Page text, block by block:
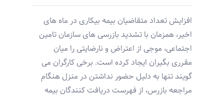
افزایش تعداد متقاضیان بیمه بیکاری در ماه های
اخیر، همزمان با تشدید بازرسی های سازمان تامین
اجتماعی، موجی از اعتراض و نارضایتی را میان
مقرری بگیران ایجاد کرده است. برخی کارگران می
گویند تنها به دلیل حضور نداشتن در منزل هنگام
مراجعه بازرس، از فهرست دریافت کنندگان بیمه